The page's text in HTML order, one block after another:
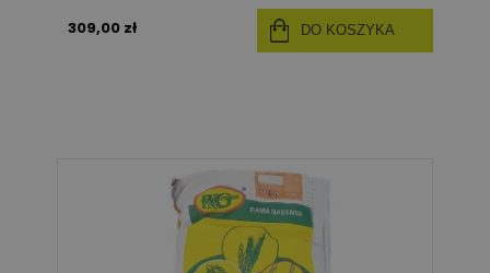
309,00 zł DO KOSZYKA